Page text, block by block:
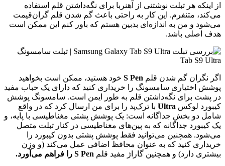
از اینکه هر تبلت نوشتنی از آهنربا برای نگه‌داشتن قلم استفاده
می‌کند، متنفرم. این کار به راحتی باعث گم شدن قلم گران‌قیمت
می‌شود و من به اندازه‌ای بدبین هستم که باور کنم این ممکن است
هدف اصلی باشد.
اگر نگران گم شدن قلم S Pen خود هستید، ممکن است بخواهید
پوشش اختیاری سامسونگ را خریداری کنید که دارای یک حباب مفید
در پشت برای نگه‌داشتن قلم به طور ایمن است. سامسونگ پوشش
کیبورد لوکس Ultra با ترک‌پد را برای من ارسال کرد که در واقع
شامل دو بخش جداگانه است: یک پوشش پشتی مغناطیسی با پایه، و
یک کیبورد جداگانه که به پین‌های مغناطیسی در کنار تبلت متصل
می‌شود. همچنین می‌توانید فقط پوشش پشتی بدون کیبورد را
خریداری کنید که به عنوان محافظ اضافی عمل می‌کند (و وزن
بیشتری دارد) و همچنین گاراژ مفید قلم S Pen را فراهم می‌آورد.